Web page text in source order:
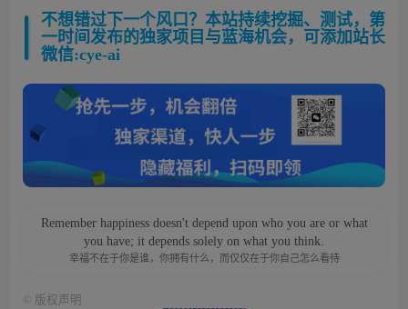
不想错过下一个风口？本站持续挖掘、测试，第
一时间发布的独家项目与蓝海机会，可添加站长
微信:cye-ai
Remember happiness doesn't depend upon who you are or what
you have; it depends solely on what you think.
幸福不在于你是谁，你拥有什么，而仅仅在于你自己怎么看待
版权声明